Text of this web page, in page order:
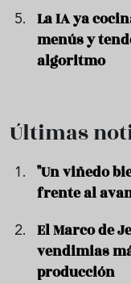
La IA ya
menús y
algoritmo
Últimas
"Un viñedo
frente al
El Marco de
vendimias
producción